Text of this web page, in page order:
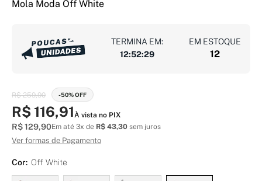
Mola Moda Off White
TERMINA EM:
12:52:28
EM ESTOQUE
12
R$ 259,90 -50% OFF
R$ 116,91À vista no PIX
R$ 129,90Em até 3x de R$ 43,30 sem juros
Ver formas de Pagamento
Cor: Off White